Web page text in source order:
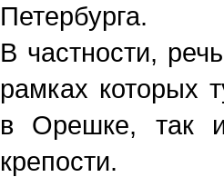
Петербурга.
В частности,
рамках которых
в Орешке, так
крепости.